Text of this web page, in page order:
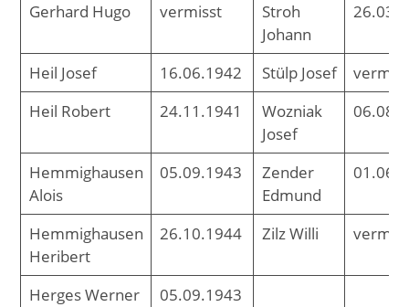
Gerhard Hugo vermisst
Stroh
Johann
Heil Josef 16.06.1942 Stülp Josef
Heil Robert
24.11.1941
Wozniak
Josef
Hemmighausen
Alois
05.09.1943
Zender
Edmund
Hemmighausen
Heribert
26.10.1944 Zilz Willi
Herges Werner
05.09.1943